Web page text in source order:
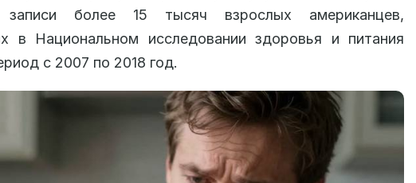
записи более 15 тысяч взрослых американцев,
в Национальном исследовании здоровья и питания
с 2007 по 2018 год.